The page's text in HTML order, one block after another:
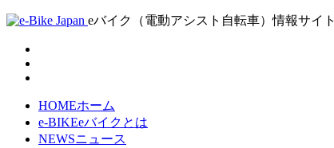
eバイク（電動アシスト自転車）情報サイト
HOMEホーム
e-BIKEeバイクとは
NEWSニュース